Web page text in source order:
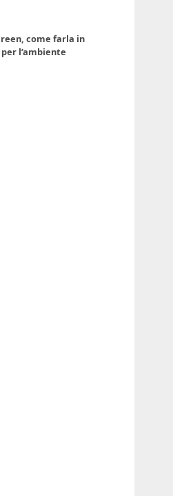
come farla in
l’ambiente